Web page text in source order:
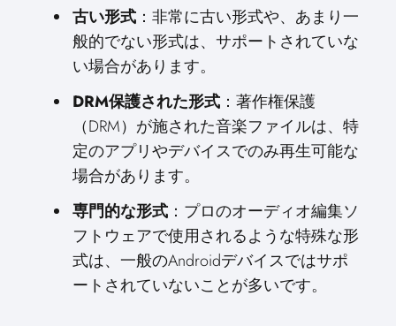
古い形式 ：非常に古い形式や、あまり一
般的でない形式は、サポートされていな
い場合があります。
DRM保護された形式 ：著作権保護
（DRM）が施された音楽ファイルは、特
定のアプリやデバイスでのみ再生可能な
場合があります。
専門的な形式 ：プロのオーディオ編集ソ
フトウェアで使用されるような特殊な形
式は、一般のAndroidデバイスではサポ
ートされていないことが多いです。